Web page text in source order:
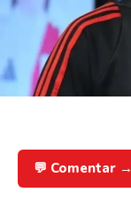
💬 Comentar →